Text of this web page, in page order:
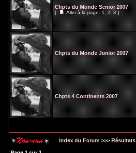
Chpts du Monde Senior 2007
[ Aller à la page:1,2,3]
Chpts du Monde Junior 2007
Chpts 4 Continents 2007
Index du Forum >>> Résultats